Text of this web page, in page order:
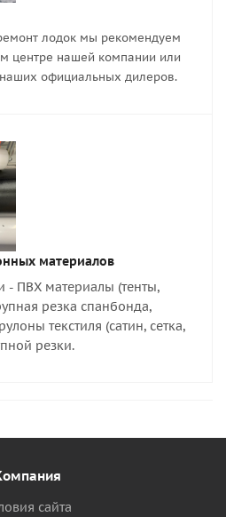
лодок мы рекомендуем
центре нашей компании или
официальных дилеров.
материалов
- ПВХ материалы (тенты,
резка спанбонда,
текстиля (сатин, сетка,
резки.
сайта